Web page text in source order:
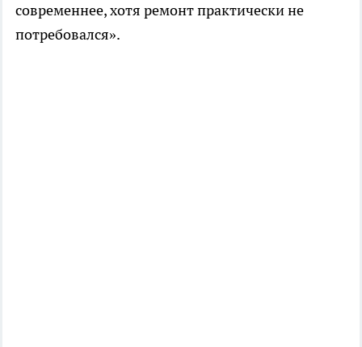
современнее, хотя ремонт практически не
потребовался».